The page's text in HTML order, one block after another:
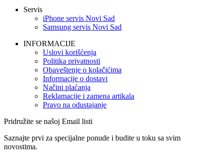
Servis
iPhone servis Novi Sad
Samsung servis Novi Sad
INFORMACIJE
Uslovi korišćenja
Politika privatnosti
Obaveštenje o kolačićima
Informacije o dostavi
Načini plaćanja
Reklamacije i zamena artikala
Pravo na odustajanje
Pridružite se našoj Email listi
Saznajte prvi za specijalne ponude i budite u toku sa svim
novostima.